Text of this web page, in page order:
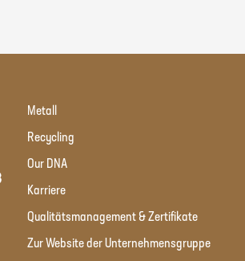
Metall
Recycling
Our DNA
Karriere
Qualitätsmanagement & Zertifikate
Zur Website der Unternehmensgruppe